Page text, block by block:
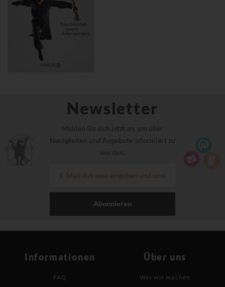
Newsletter
Melden Sie sich jetzt an, um über
Neuigkeiten und Angebote informiert zu
werden.
Abonnieren
Informationen
FAQ
Über uns
Was wir machen